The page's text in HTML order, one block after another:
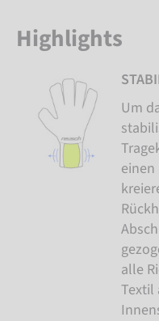
Highlights
Um
alle
Textil